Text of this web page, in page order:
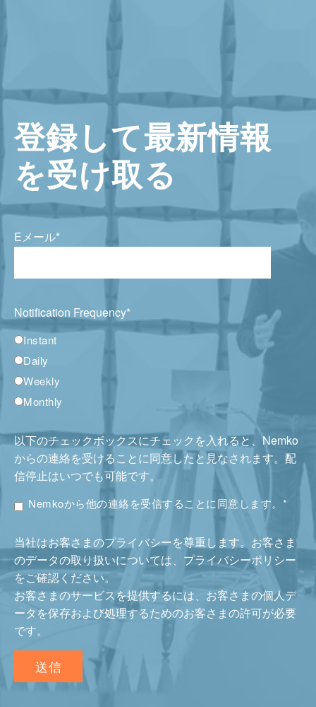
登録して最新情報
を受け取る
Eメール*
Notification Frequency*
Instant
Daily
Weekly
Monthly
以下のチェックボックスにチェックを入れると、Nemko
からの連絡を受けることに同意したと見なされます。配
信停止はいつでも可能です。
Nemkoから他の連絡を受信することに同意します。 *
当社はお客さまのプライバシーを尊重します。お客さま
のデータの取り扱いについては、プライバシーポリシー
をご確認ください。
お客さまのサービスを提供するには、お客さまの個人デ
ータを保存および処理するためのお客さまの許可が必要
です。